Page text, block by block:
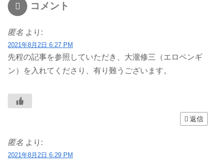
コメント
匿名 より:
2021年8月2日 6:27 PM
先程の記事を参照していただき、大瀧修三（エロペンギ
ン）を入れてくださり、有り難うございます。
返信
匿名 より:
2021年8月2日 6:29 PM